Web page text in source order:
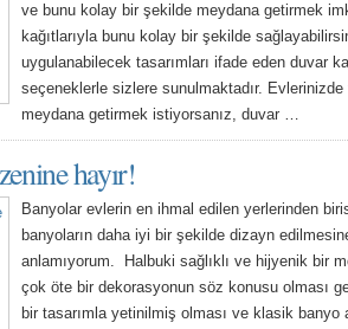
ve bunu kolay bir şekilde meydana getirmek
kağıtlarıyla bunu kolay bir şekilde
uygulanabilecek tasarımları ifade eden duvar
seçeneklerle sizlere sunulmaktadır. Evlerinizde
meydana getirmek istiyorsanız, duvar …
hayır!
Banyolar evlerin en ihmal edilen yerlerinden
banyoların daha iyi bir şekilde dizayn
anlamıyorum. Halbuki sağlıklı ve hijyenik bir
çok öte bir dekorasyonun söz konusu olması
bir tasarımla yetinilmiş olması ve klasik banyo